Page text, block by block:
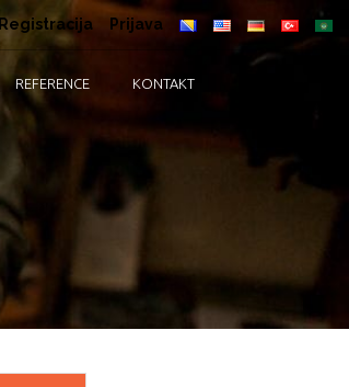
Registracija Prijava
REFERENCE KONTAKT